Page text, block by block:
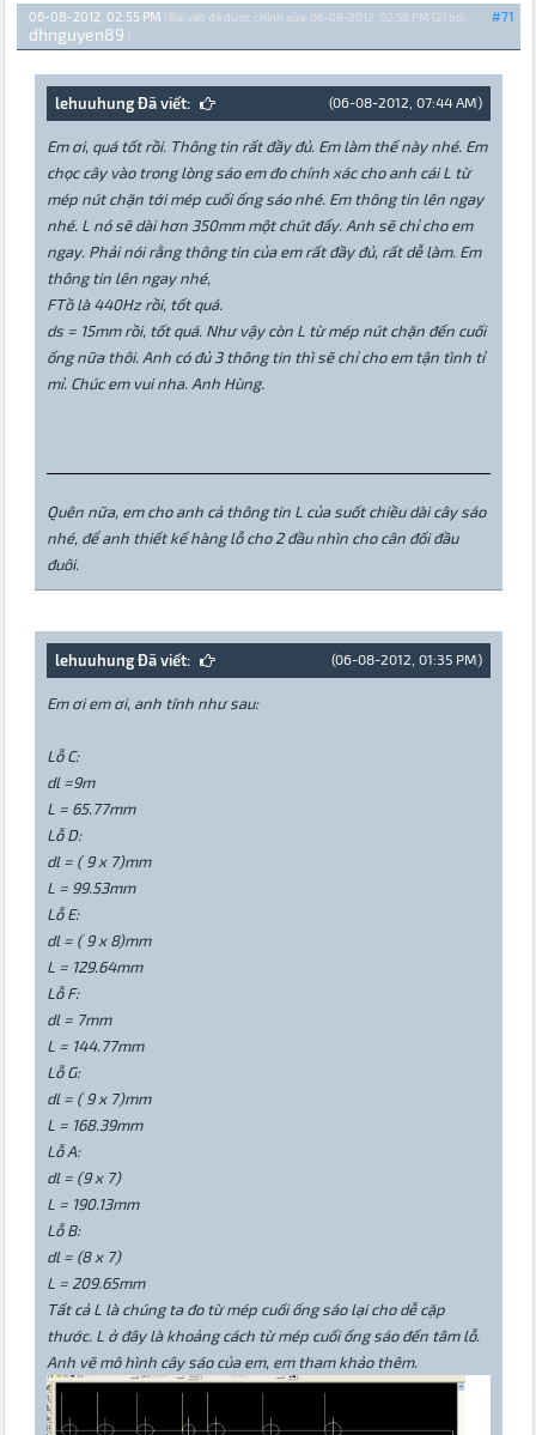
#71
06-08-2012, 02:55 PM (Bài viết đã được chỉnh sửa: 06-08-2012, 02:56 PM {2} bởi
dhnguyen89 .)
(06-08-2012, 07:44 AM)
lehuuhung Đã viết:
Em ơi, quá tốt rồi. Thông tin rất đầy đủ. Em làm thế này nhé. Em
chọc cây vào trong lòng sáo em đo chính xác cho anh cái L từ
mép nút chặn tới mép cuối ống sáo nhé. Em thông tin lên ngay
nhé. L nó sẽ dài hơn 350mm một chút đấy. Anh sẽ chỉ cho em
ngay. Phải nói rằng thông tin của em rất đầy đủ, rất dễ làm. Em
thông tin lên ngay nhé,
FTồ là 440Hz rồi, tốt quá.
ds = 15mm rồi, tốt quá. Như vậy còn L từ mép nút chặn đến cuối
ống nữa thôi. Anh có đủ 3 thông tin thì sẽ chỉ cho em tận tình tỉ
mỉ. Chúc em vui nha. Anh Hùng.
Quên nữa, em cho anh cả thông tin L của suốt chiều dài cây sáo
nhé, để anh thiết kế hàng lỗ cho 2 đầu nhìn cho cân đối đầu
đuôi.
(06-08-2012, 01:35 PM)
lehuuhung Đã viết:
Em ơi em ơi, anh tính như sau:
Lỗ C:
dl =9m
L = 65.77mm
Lỗ D:
dl = ( 9 x 7)mm
L = 99.53mm
Lỗ E:
dl = ( 9 x 8)mm
L = 129.64mm
Lỗ F:
dl = 7mm
L = 144.77mm
Lỗ G:
dl = ( 9 x 7)mm
L = 168.39mm
Lỗ A:
dl = (9 x 7)
L = 190.13mm
Lỗ B:
dl = (8 x 7)
L = 209.65mm
Tất cả L là chúng ta đo từ mép cuối ống sáo lại cho dễ cặp
thước. L ở đây là khoảng cách từ mép cuối ống sáo đến tâm lỗ.
Anh vẽ mô hình cây sáo của em, em tham khảo thêm.